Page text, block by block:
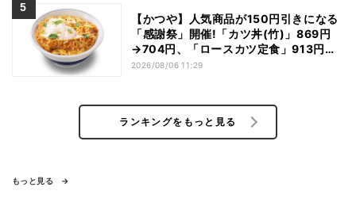
【かつや】人気商品が150円引きになる
「感謝祭」開催!「カツ丼(竹)」869円
→704円、「ロースカツ定食」913円
→748円に - 8日間限定
2026/08/06 11:29
ランキングをもっと見る
もっと見る